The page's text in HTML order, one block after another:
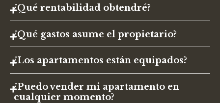
¿Qué rentabilidad obtendré?
¿Qué gastos asume el propietario?
¿Los apartamentos están equipados?
¿Puedo vender mi apartamento en
cualquier momento?